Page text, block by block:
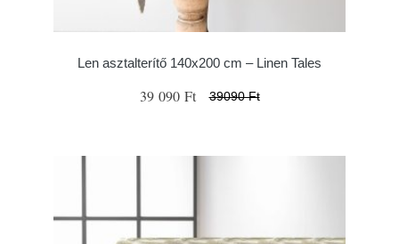
Len asztalterítő 140x200 cm – Linen Tales
39 090 Ft 39090 Ft